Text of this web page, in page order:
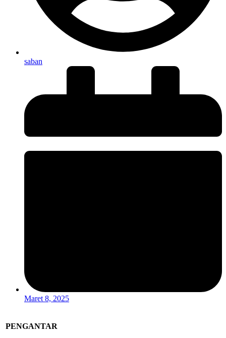
saban
Maret 8, 2025
PENGANTAR